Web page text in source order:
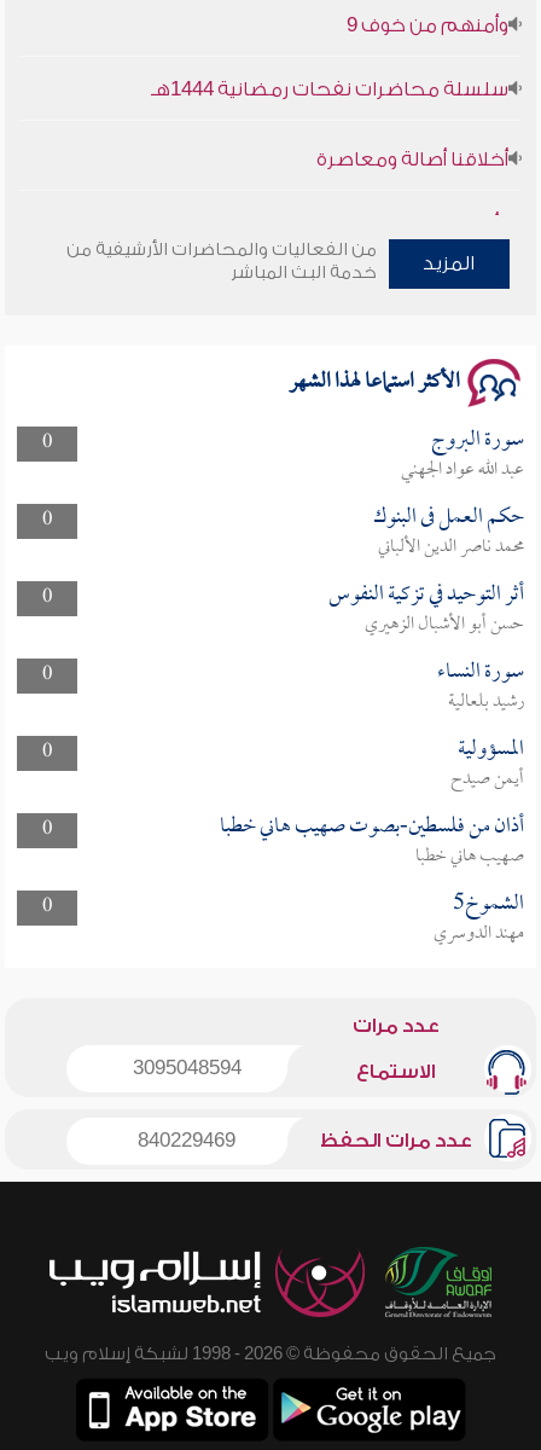
سلسلة محاضرات نفحات رمضانية 1444هـ
المزيد
من الفعاليات والمحاضرات الأرشيفية من
خدمة البث المباشر
الأكثر استماعا لهذا الشهر
0 سورة البروج
عبد الله عواد الجهني
0
حكم العمل فى البنوك
محمد ناصر الدين الألباني
0
أثر التوحيد في تزكية النفوس
حسن أبو الأشبال الزهيري
0
سورة النساء
رشيد بلعالية
0
المسؤولية
أيمن صيدح
0
أذان من فلسطين-بصوت صهيب هاني خطبا
صهيب هاني خطبا
0
الشموخ5
مهند الدوسري
عدد مرات
الاستماع 3095048594
عدد مرات الحفظ 840229469
جميع الحقوق محفوظة © 2026 - 1998 لشبكة إسلام ويب